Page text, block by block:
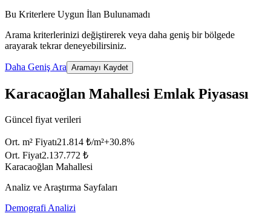
Bu Kriterlere Uygun İlan Bulunamadı
Arama kriterlerinizi değiştirerek veya daha geniş bir bölgede
arayarak tekrar deneyebilirsiniz.
Daha Geniş Ara Aramayı Kaydet
Karacaoğlan Mahallesi Emlak Piyasası
Güncel fiyat verileri
Ort. m² Fiyatı21.814 ₺/m²+30.8%
Ort. Fiyat2.137.772 ₺
Karacaoğlan Mahallesi
Analiz ve Araştırma Sayfaları
Demografi Analizi